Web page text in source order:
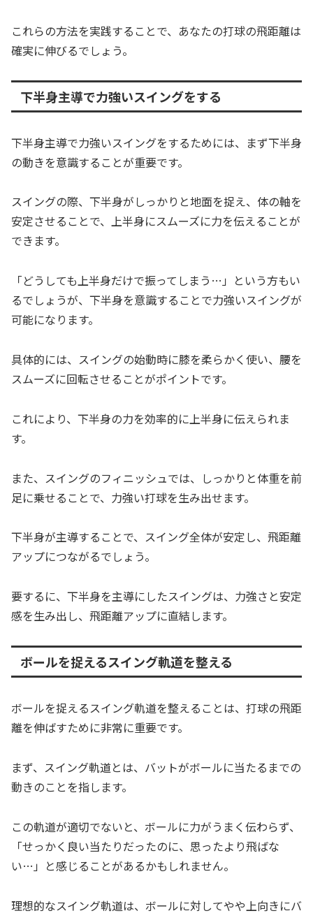
これらの方法を実践することで、あなたの打球の飛距離は
確実に伸びるでしょう。
下半身主導で力強いスイングをする
下半身主導で力強いスイングをするためには、まず下半身
の動きを意識することが重要です。
スイングの際、下半身がしっかりと地面を捉え、体の軸を
安定させることで、上半身にスムーズに力を伝えることが
できます。
「どうしても上半身だけで振ってしまう…」という方もい
るでしょうが、下半身を意識することで力強いスイングが
可能になります。
具体的には、スイングの始動時に膝を柔らかく使い、腰を
スムーズに回転させることがポイントです。
これにより、下半身の力を効率的に上半身に伝えられま
す。
また、スイングのフィニッシュでは、しっかりと体重を前
足に乗せることで、力強い打球を生み出せます。
下半身が主導することで、スイング全体が安定し、飛距離
アップにつながるでしょう。
要するに、下半身を主導にしたスイングは、力強さと安定
感を生み出し、飛距離アップに直結します。
ボールを捉えるスイング軌道を整える
ボールを捉えるスイング軌道を整えることは、打球の飛距
離を伸ばすために非常に重要です。
まず、スイング軌道とは、バットがボールに当たるまでの
動きのことを指します。
この軌道が適切でないと、ボールに力がうまく伝わらず、
「せっかく良い当たりだったのに、思ったより飛ばな
い…」と感じることがあるかもしれません。
理想的なスイング軌道は、ボールに対してやや上向きにバ